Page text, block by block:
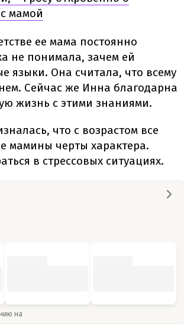
мамой
ее мама постоянно
не понимала, зачем ей
языки. Она считала, что всему
Сейчас же Инна благодарна
жизнь с этими знаниями.
что с возрастом все
мамины черты характера.
в стрессовых ситуациях.
на